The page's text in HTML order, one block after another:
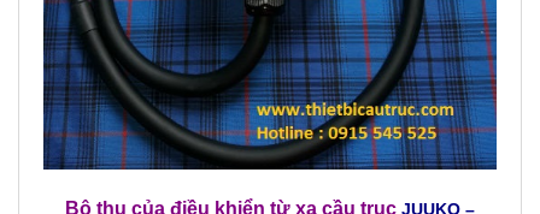
Bộ thu của điều khiển từ xa cầu trục JUUKO –